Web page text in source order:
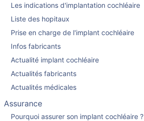
Les indications d'implantation cochléaire
Liste des hopitaux
Prise en charge de l'implant cochléaire
Infos fabricants
Actualité implant cochléaire
Actualités fabricants
Actualités médicales
Assurance
Pourquoi assurer son implant cochléaire ?